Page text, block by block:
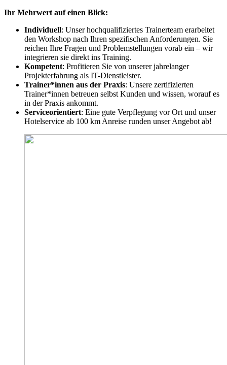
Ihr Mehrwert auf einen Blick:
Individuell: Unser hochqualifiziertes Trainerteam erarbeitet
den Workshop nach Ihren spezifischen Anforderungen. Sie
reichen Ihre Fragen und Problemstellungen vorab ein – wir
integrieren sie direkt ins Training.
Kompetent: Profitieren Sie von unserer jahrelanger
Projekterfahrung als IT-Dienstleister.
Trainer*innen aus der Praxis: Unsere zertifizierten
Trainer*innen betreuen selbst Kunden und wissen, worauf es
in der Praxis ankommt.
Serviceorientiert: Eine gute Verpflegung vor Ort und unser
Hotelservice ab 100 km Anreise runden unser Angebot ab!